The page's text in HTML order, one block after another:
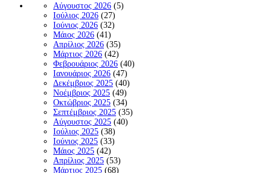
Αύγουστος 2026 (5)
Ιούλιος 2026 (27)
Ιούνιος 2026 (32)
Μάιος 2026 (41)
Απρίλιος 2026 (35)
Μάρτιος 2026 (42)
Φεβρουάριος 2026 (40)
Ιανουάριος 2026 (47)
Δεκέμβριος 2025 (40)
Νοέμβριος 2025 (49)
Οκτώβριος 2025 (34)
Σεπτέμβριος 2025 (35)
Αύγουστος 2025 (40)
Ιούλιος 2025 (38)
Ιούνιος 2025 (33)
Μάιος 2025 (42)
Απρίλιος 2025 (53)
Μάρτιος 2025 (68)